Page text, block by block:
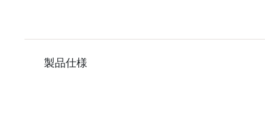
製品仕様